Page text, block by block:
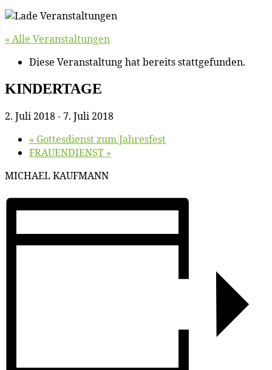
« Alle Veranstaltungen
Diese Veranstaltung hat bereits stattgefunden.
KINDERTAGE
2. Juli 2018- 7. Juli 2018
« Got­tes­dienst zum Jahresfest
FRAUENDIENST »
MICHAEL KAUFMANN